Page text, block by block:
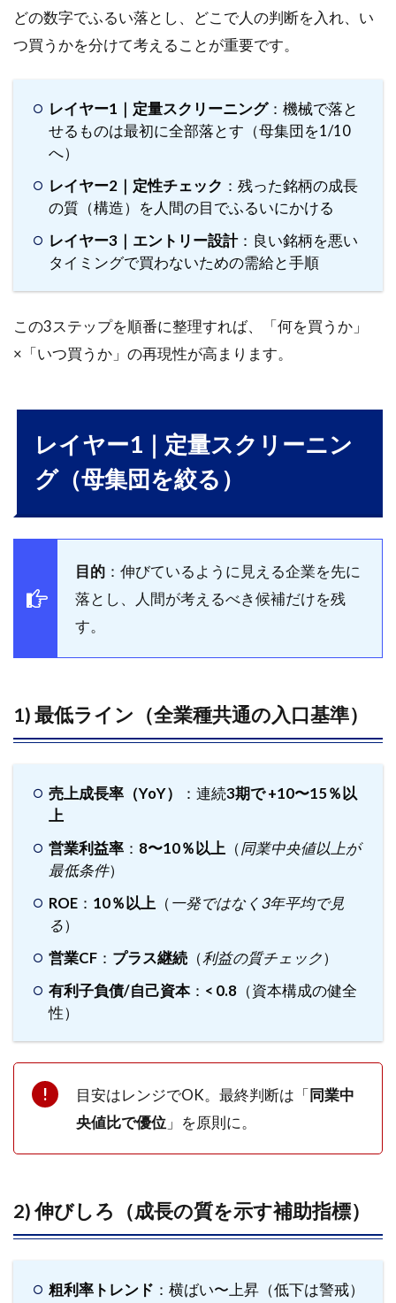
2.2
2) 伸
びし
長の
質を
示す
指
標）
2.3
3) ネ
ィ
フィ
ルタ
チェ
ク）
2.4
クリ
ーニ
チェ
ック
（構
の見
極
3.1
ート
（参
壁）
3.2
2) 収
3.3
3)
TAM（総
3.4
4) 経
配分
どの数字でふるい落とし、どこで人の判断を入れ、い
つ買うかを分けて考えることが重要です。
レイヤー1｜定量スクリーニング：機械で落と
せるものは最初に全部落とす（母集団を1/10
へ）
レイヤー2｜定性チェック ：残った銘柄の成長
の質（構造）を人間の目でふるいにかける
レイヤー3｜エントリー設計：良い銘柄を悪い
タイミングで買わないための需給と手順
この3ステップを順番に整理すれば、「何を買うか」
×「いつ買うか」の再現性が高まります。
レイヤー1｜定量スクリーニン
グ（母集団を絞る）
目的 ：伸びているように見える企業を先に
落とし、人間が考えるべき候補だけを残
す。
1) 最低ライン（全業種共通の入口基準）
売上成長率（YoY） ：連続3期で +10〜15％以
上
営業利益率 ： 8〜10％以上 （同業中央値以上が
最低条件）
ROE ： 10％以上 （一発ではなく3年平均で見
る）
営業CF ： プラス継続 （利益の質チェック）
有利子負債/自己資本： < 0.8 （資本構成の健全
性）
目安はレンジでOK。最終判断は「同業中
央値比で優位 」を原則に。
2) 伸びしろ（成長の質を示す補助指標）
粗利率トレンド ：横ばい〜上昇（低下は警戒）